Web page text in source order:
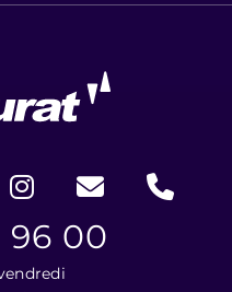
96 00